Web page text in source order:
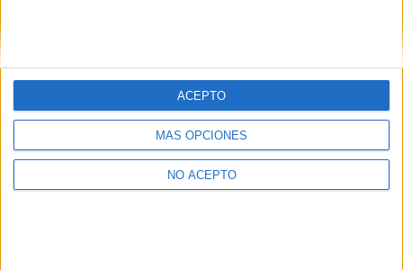
MÁS OPCIONES
NO ACEPTO
ACEPTO
Tel: 971 172 608
Principales cifras